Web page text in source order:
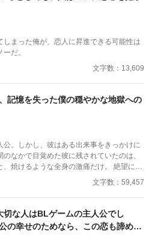
しまった俺が、恋人に昇進できる可能性は
だ。
文字数：13,609
記憶を失った僕の穏やかな地獄への
公。しかし、彼はある出来事をきっかけに
なかで目覚めた彼に残されていたのは、
、焼けるような全身の激痛だけ。 絶望に震
、献身的に尽くす謎の男・カンダ。 「大丈
ったんだ。……俺は、お前の夫だよ」 その
彼なしでは息もできないほど深く深く依存
る二人。嘘で塗り固められた幸福な日々の
待っているかも知らずに。
文字数：59,457
切な人はBLゲームの主人公でし
の幸せのためなら、この恋も諦めら